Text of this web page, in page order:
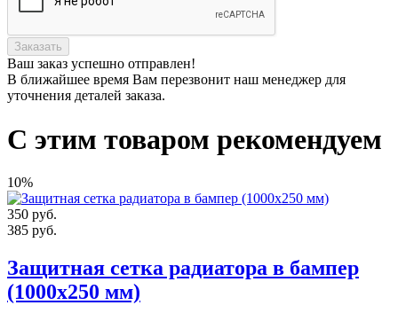
Заказать
Ваш заказ успешно отправлен!
В ближайшее время Вам перезвонит наш менеджер для
уточнения деталей заказа.
С этим товаром рекомендуем
10%
350 руб.
385 руб.
Защитная сетка радиатора в бампер
(1000х250 мм)